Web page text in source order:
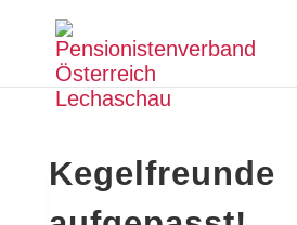
Kegelfreunde